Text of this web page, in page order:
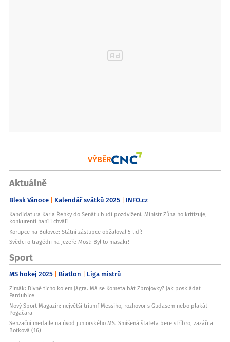
VÝBĚR
Aktuálně
Blesk Vánoce Kalendář svátků 2025 INFO.cz
Kandidatura Karla Řehky do Senátu budí pozdvižení. Ministr Zůna ho kritizuje,
konkurenti haní i chválí
Korupce na Bulovce: Státní zástupce obžaloval 5 lidí!
Svědci o tragédii na jezeře Most: Byl to masakr!
Sport
MS hokej 2025 Biatlon Liga mistrů
Zimák: Divné ticho kolem Jágra. Má se Kometa bát Zbrojovky? Jak poskládat
Pardubice
Nový Sport Magazín: největší triumf Messiho, rozhovor s Gudasem nebo plakát
Pogačara
Senzační medaile na úvod juniorského MS. Smíšená štafeta bere stříbro, zazářila
Botková (16)